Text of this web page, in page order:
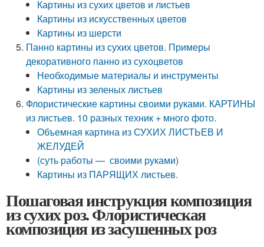
Картины из сухих цветов и листьев
Картины из искусственных цветов
Картины из шерсти
Панно картины из сухих цветов. Примеры
декоративного панно из сухоцветов
Необходимые материалы и инструменты
Картины из зеленых листьев
Флористические картины своими руками. КАРТИНЫ
из листьев. 10 разных техник + много фото.
Объемная картина из СУХИХ ЛИСТЬЕВ И
ЖЕЛУДЕЙ
(суть работы — своими руками)
Картины из ПАРЯЩИХ листьев.
Пошаговая инструкция композиция
из сухих роз. Флористическая
композиция из засушенных роз